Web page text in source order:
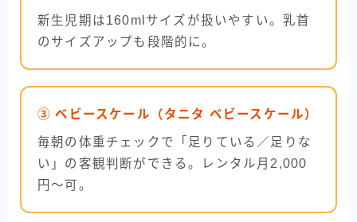
新生児期は160mlサイズが扱いやすい。乳首
のサイズアップも段階的に。
③ ベビースケール（タニタ ベビースケール）
毎朝の体重チェックで「足りている／足りな
い」の客観判断ができる。レンタル月2,000
円〜可。